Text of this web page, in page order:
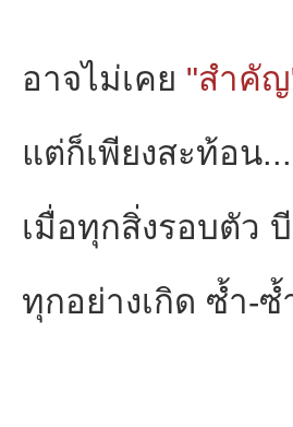
อาจไม่เคย "สำคั
แต่ก็เพียงสะท้อน
เมื่อทุกสิ่งรอบตัว
ทุกอย่างเกิด ซ้ำ-